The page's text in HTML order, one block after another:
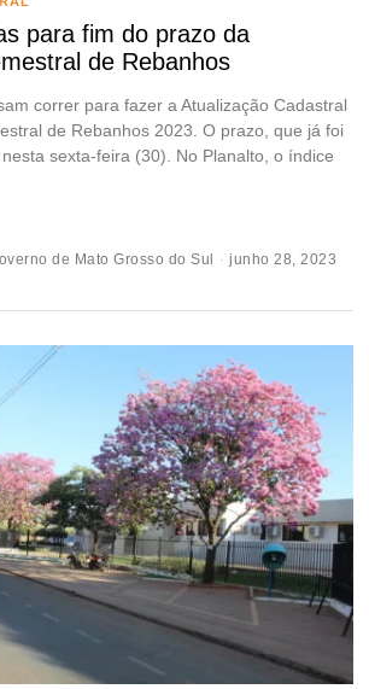
para fim do prazo da
de Rebanhos
correr para fazer a Atualização Cadastral
de Rebanhos 2023. O prazo, que já foi
sexta-feira (30). No Planalto, o índice
de Mato Grosso do Sul junho 28, 2023